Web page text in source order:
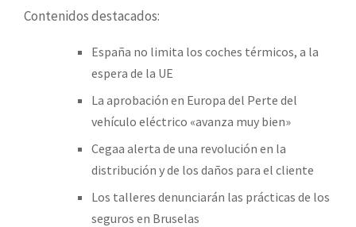
Contenidos destacados:
España no limita los coches térmicos, a la
espera de la UE
La aprobación en Europa del Perte del
vehículo eléctrico «avanza muy bien»
Cegaa alerta de una revolución en la
distribución y de los daños para el cliente
Los talleres denunciarán las prácticas de los
seguros en Bruselas